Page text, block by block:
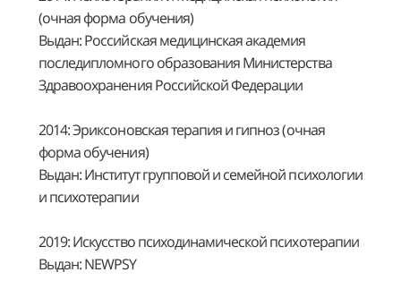
(очная форма обучения)
Выдан: Российская медицинская академия
последипломного образования Министерства
Здравоохранения Российской Федерации
2014: Эриксоновская терапия и гипноз (очная
форма обучения)
Выдан: Институт групповой и семейной психологии
и психотерапии
2019: Искусство психодинамической психотерапии
Выдан: NEWPSY